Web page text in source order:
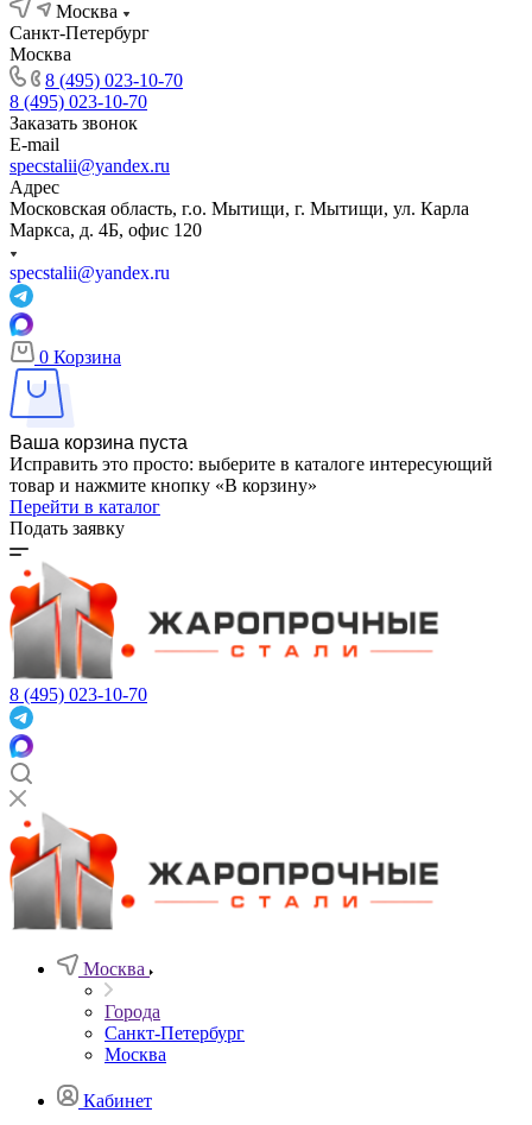
Москва
Санкт-Петербург
Москва
8 (495) 023-10-70
8 (495) 023-10-70
Заказать звонок
E-mail
specstalii@yandex.ru
Адрес
Московская область, г.о. Мытищи, г. Мытищи, ул. Карла
Маркса, д. 4Б, офис 120
specstalii@yandex.ru
0 Корзина
Ваша корзина пуста
Исправить это просто: выберите в каталоге интересующий
товар и нажмите кнопку «В корзину»
Перейти в каталог
Подать заявку
8 (495) 023-10-70
Москва
Города
Санкт-Петербург
Москва
Кабинет